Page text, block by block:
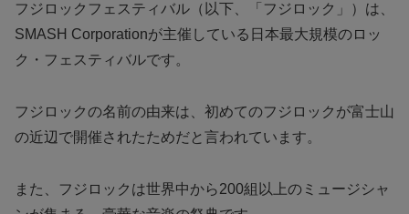
フジロックフェスティバル（以下、「フジロック」）は、
SMASH Corporationが主催している日本最大規模のロッ
ク・フェスティバルです。
フジロックの名前の由来は、初めてのフジロックが富士山
の近辺で開催されたためだと言われています。
また、フジロックは世界中から200組以上のミュージシャ